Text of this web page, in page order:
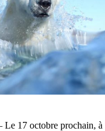
Le 17 octobre prochain,